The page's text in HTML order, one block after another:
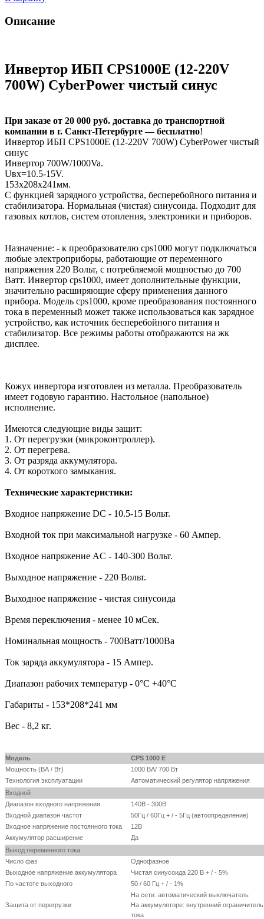
Описание
Инвертор ИБП CPS1000E (12-220V
700W) CyberPower чистый синус
При заказе от 20 000 руб. доставка до транспортной
компании в г. Санкт-Петербурге — бесплатно!
Инвертор ИБП CPS1000E (12-220V 700W) CyberPower чистый
синус
Инвертор 700W/1000Va.
Uвх=10.5-15V.
153x208x241мм.
С функцией зарядного устройства, бесперебойного питания и
стабилизатора. Нормальная (чистая) синусоида. Подходит для
газовых котлов, систем отопления, электроники и приборов.
Назначение: - к преобразователю cps1000 могут подключаться
любые электроприборы, работающие от переменного
напряжения 220 Вольт, с потребляемой мощностью до 700
Ватт. Инвертор cps1000, имеет дополнительные функции,
значительно расширяющие сферу применения данного
прибора. Модель cps1000, кроме преобразования постоянного
тока в переменный может также использоваться как зарядное
устройство, как источник бесперебойного питания и
стабилизатор. Все режимы работы отображаются на жк
дисплее.
Кожух инвертора изготовлен из металла. Преобразователь
имеет годовую гарантию. Настольное (напольное)
исполнение.
Имеются следующие виды защит:
1. От перегрузки (микроконтроллер).
2. От перегрева.
3. От разряда аккумулятора.
4. От короткого замыкания.
Технические характеристики:
Входное напряжение DC - 10.5-15 Вольт.
Входной ток при максимальной нагрузке - 60 Ампер.
Входное напряжение AC - 140-300 Вольт.
Выходное напряжение - 220 Вольт.
Выходное напряжение - чистая синусоида
Время переключения - менее 10 мСек.
Номинальная мощность - 700Ватт/1000Ва
Ток заряда аккумулятора - 15 Ампер.
Диапазон рабочих температур - 0°C +40°C
Габариты - 153*208*241 мм
Вес - 8,2 кг.
Модель
CPS 1000 E
Мощность (ВА / Вт)
1000 ВА/ 700 Вт
Технология эксплуатации
Автоматический регулятор напряжения
Входной
Диапазон входного напряжения
140В - 300В
Входной диапазон частот
50Гц / 60Гц + / - 5Гц (автоопределение)
Входное напряжение постоянного тока
12В
Аккумулятор расширение
Да
Выход переменного тока
Число фаз
Однофазное
Выходное напряжение аккумулятора
Чистая синусоида 220 В + / - 5%
По частоте выходного
50 / 60 Гц + / - 1%
Защита от перегрузки
На сети: автоматический выключатель
На аккумуляторе: внутренний ограничитель
тока